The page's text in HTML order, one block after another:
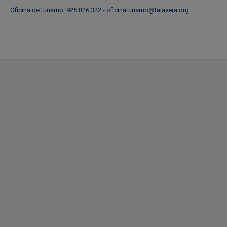
Oficina de turismo: 925 826 322 - oficinaturismo@talavera.org